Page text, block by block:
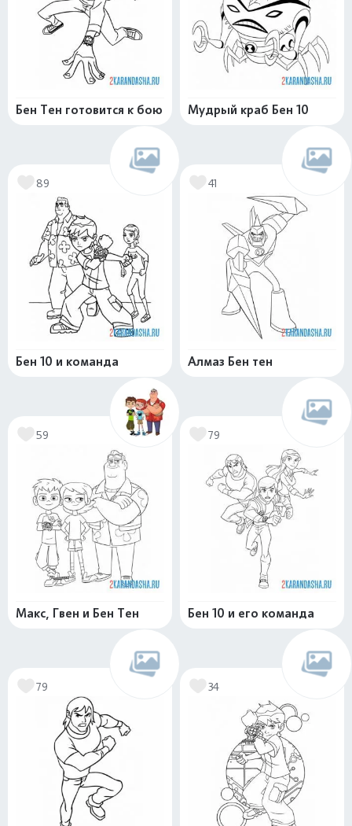
Бен Тен готовится к бою Мудрый краб Бен 10
89
Бен 10 и команда
41
Алмаз Бен тен
59
Макс, Гвен и Бен Тен
79
Бен 10 и его команда
79 34